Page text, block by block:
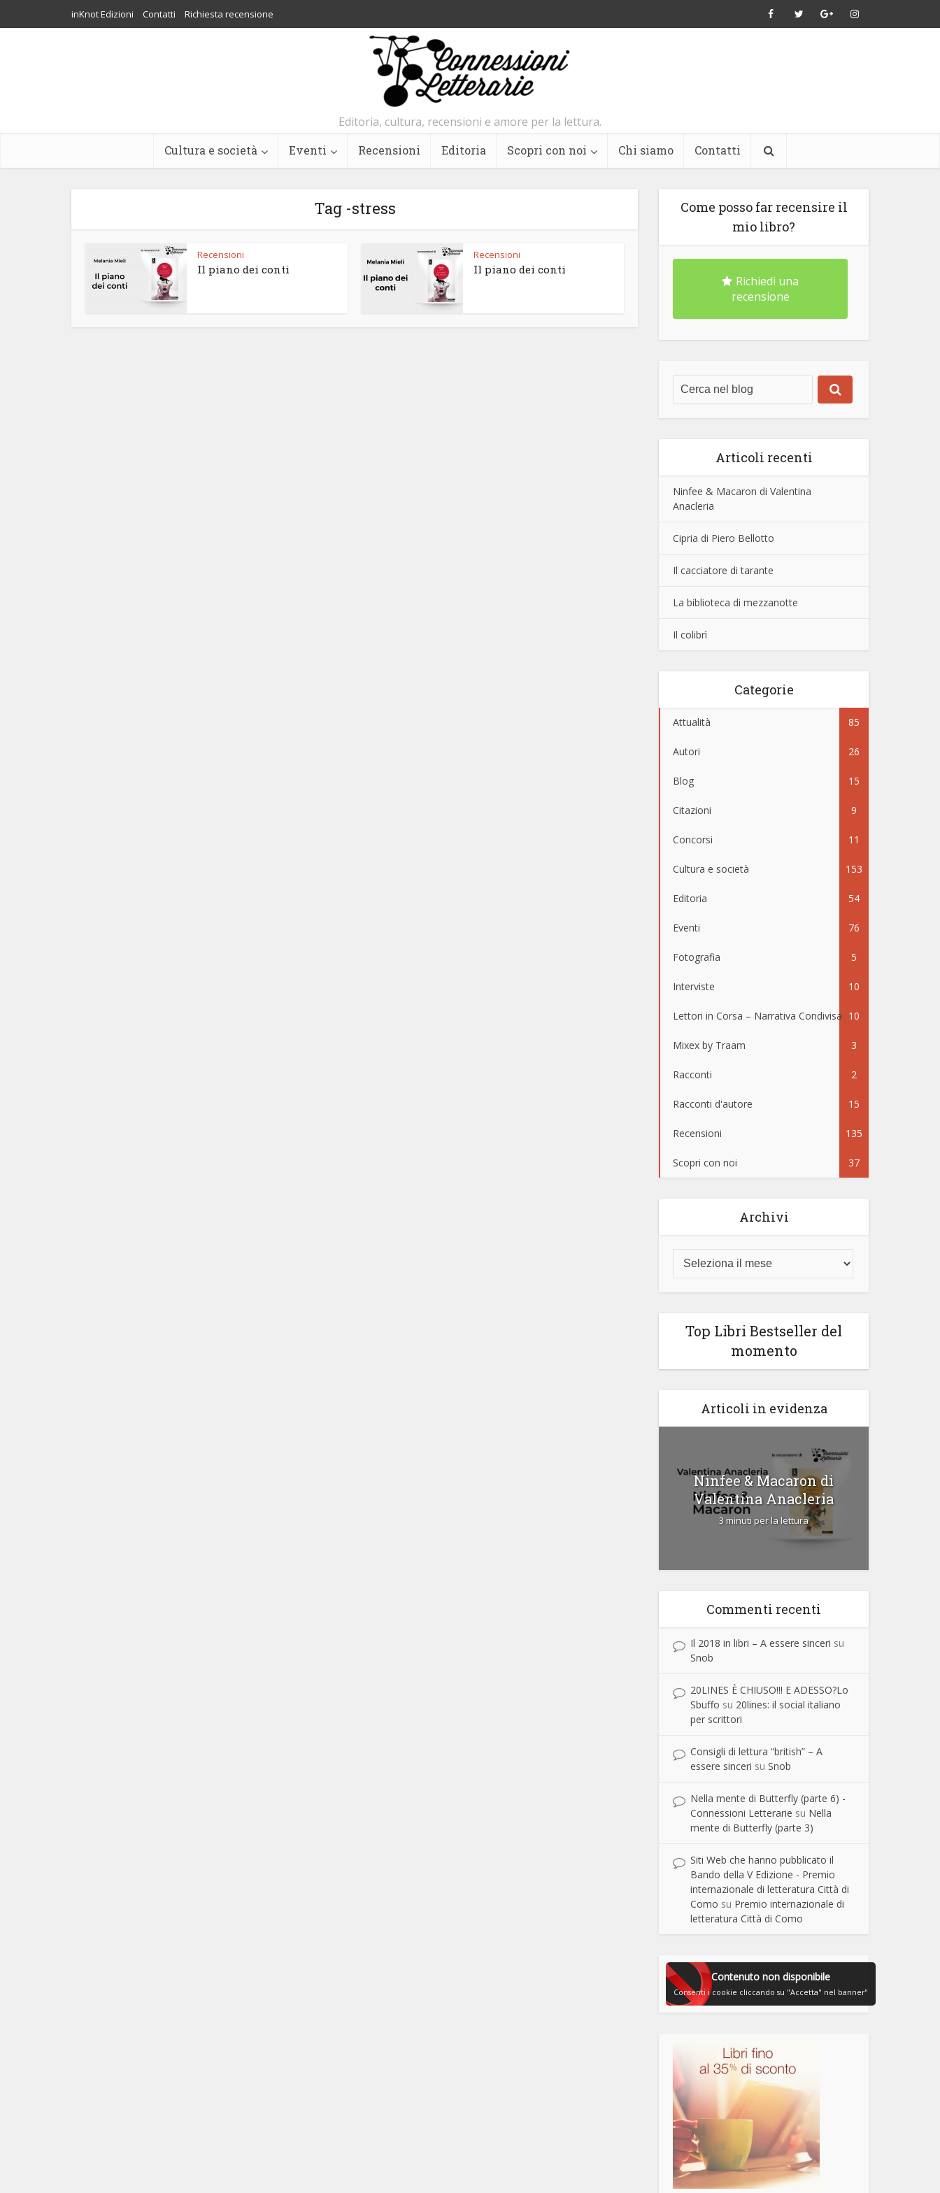
inKnot Edizioni Contatti Richiesta recensione
Editoria, cultura, recensioni e amore per la lettura.
Cultura e società Eventi Recensioni Editoria Scopri con noi Chi siamo Contatti
Tag -stress
Recensioni
Il piano dei conti
Recensioni
Il piano dei conti
Come posso far recensire il
mio libro?
Richiedi una
recensione
Articoli recenti
Ninfee & Macaron di Valentina
Anacleria
Cipria di Piero Bellotto
Il cacciatore di tarante
La biblioteca di mezzanotte
Il colibrì
Categorie
Attualità 85
Autori 26
Blog 15
Citazioni 9
Concorsi 11
Cultura e società 153
Editoria 54
Eventi 76
Fotografia 5
Interviste 10
Lettori in Corsa – Narrativa Condivisa 10
Mixex by Traam 3
Racconti 2
Racconti d'autore 15
Recensioni 135
Scopri con noi 37
Archivi
Top Libri Bestseller del
momento
Articoli in evidenza
Ninfee & Macaron di
Valentina Anacleria
3 minuti per la lettura
Commenti recenti
Il 2018 in libri – A essere sinceri su
Snob
20LINES È CHIUSO!!! E ADESSO?Lo
Sbuffo su 20lines: il social italiano
per scrittori
Consigli di lettura “british” – A
essere sinceri su Snob
Nella mente di Butterfly (parte 6) -
Connessioni Letterarie su Nella
mente di Butterfly (parte 3)
Siti Web che hanno pubblicato il
Bando della V Edizione - Premio
internazionale di letteratura Città di
Como su Premio internazionale di
letteratura Città di Como
Contenuto non disponibile
Consenti i cookie cliccando su "Accetta" nel banner"